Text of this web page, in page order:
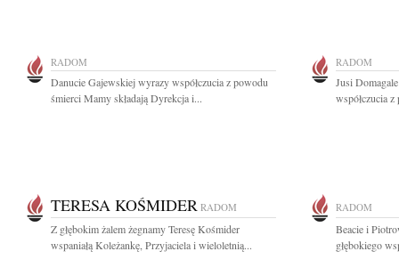
RADOM
Danucie Gajewskiej wyrazy współczucia z powodu
śmierci Mamy składają Dyrekcja i...
RADOM
Jusi
współczucia
TERESA KOŚMIDER RADOM
Z głębokim żalem żegnamy Teresę Kośmider
wspaniałą Koleżankę, Przyjaciela i wieloletnią...
RADOM
Beacie i
głębokiego